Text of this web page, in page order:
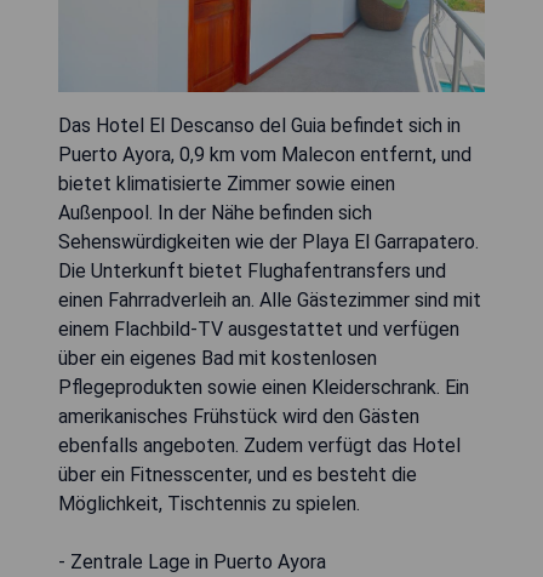
Das Hotel El Descanso del Guia befindet sich in
Puerto Ayora, 0,9 km vom Malecon entfernt, und
bietet klimatisierte Zimmer sowie einen
Außenpool. In der Nähe befinden sich
Sehenswürdigkeiten wie der Playa El Garrapatero.
Die Unterkunft bietet Flughafentransfers und
einen Fahrradverleih an. Alle Gästezimmer sind mit
einem Flachbild-TV ausgestattet und verfügen
über ein eigenes Bad mit kostenlosen
Pflegeprodukten sowie einen Kleiderschrank. Ein
amerikanisches Frühstück wird den Gästen
ebenfalls angeboten. Zudem verfügt das Hotel
über ein Fitnesscenter, und es besteht die
Möglichkeit, Tischtennis zu spielen.
- Zentrale Lage in Puerto Ayora